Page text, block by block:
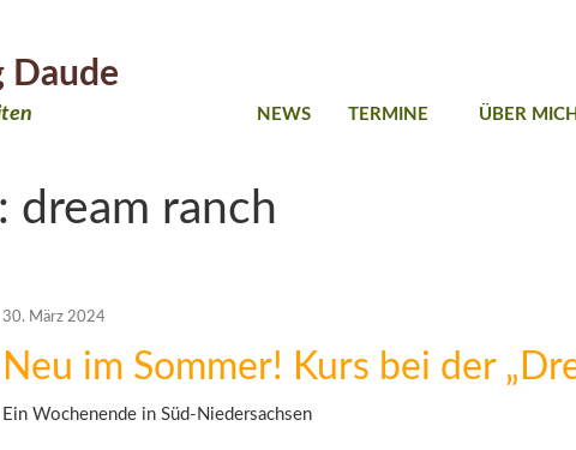
Daude
NEWS TERMINE ÜBER MICH
dream ranch
30. März 2024
Neu im Sommer! Kurs bei der
Ein Wochenende in Süd-Niedersachsen